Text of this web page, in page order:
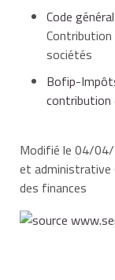
Code
sociétés
Bofip-
contribution
Modifié le 04/
et administrative
des finances